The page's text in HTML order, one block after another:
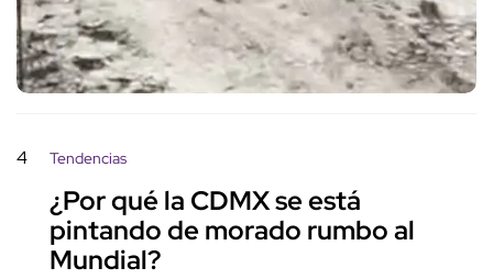
4 Tendencias
¿Por qué la CDMX se está
pintando de morado rumbo al
Mundial?